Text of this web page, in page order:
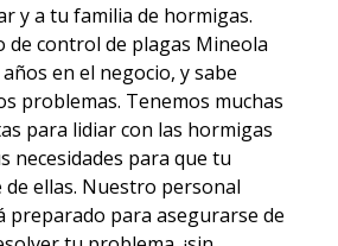
y a tu familia de hormigas.
de control de plagas Mineola
en el negocio, y sabe
problemas. Tenemos muchas
para lidiar con las hormigas
necesidades para que tu
ellas. Nuestro personal
preparado para asegurarse de